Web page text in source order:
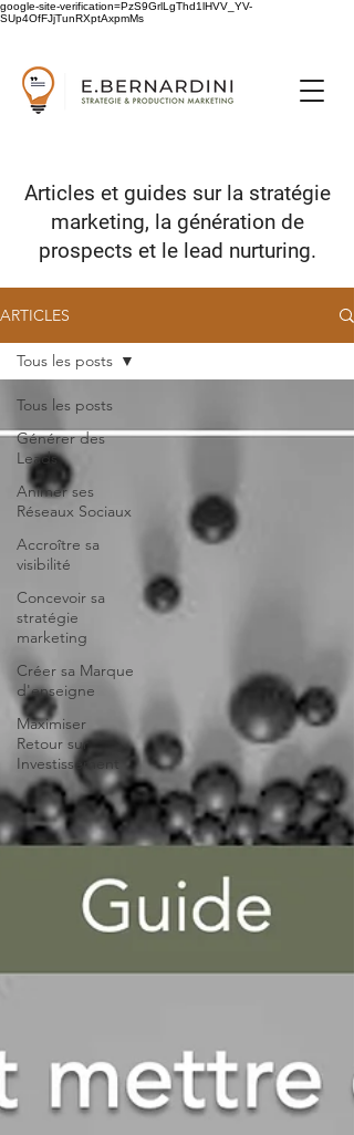
google-site-verification=PzS9GrlLgThd1lHVV_YV-
SUp4OfFJjTunRXptAxpmMs
Articles et guides surla stratégie
marketing, la génération de
prospects et le lead nurturing.
ARTICLES
Tous les posts
Générer des
Leads
Animer ses
Réseaux Sociaux
Accroître sa
visibilité
Concevoir sa
stratégie
marketing
Créer sa Marque
d'enseigne
Maximiser
Retour sur
Investissement
Tous les posts